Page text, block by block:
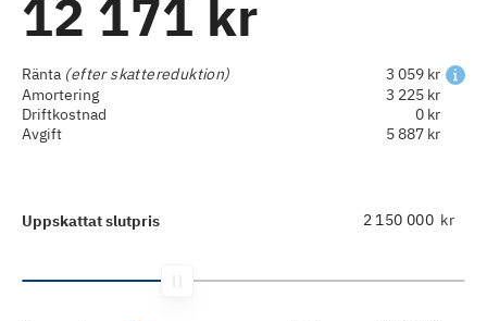
12 171 kr
Ränta (efter skattereduktion)
3 059 kr
Amortering
3 225 kr
Driftkostnad
0 kr
Avgift
5 887 kr
Uppskattat slutpris kr